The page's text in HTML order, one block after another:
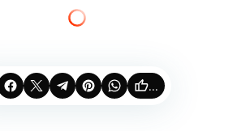
...